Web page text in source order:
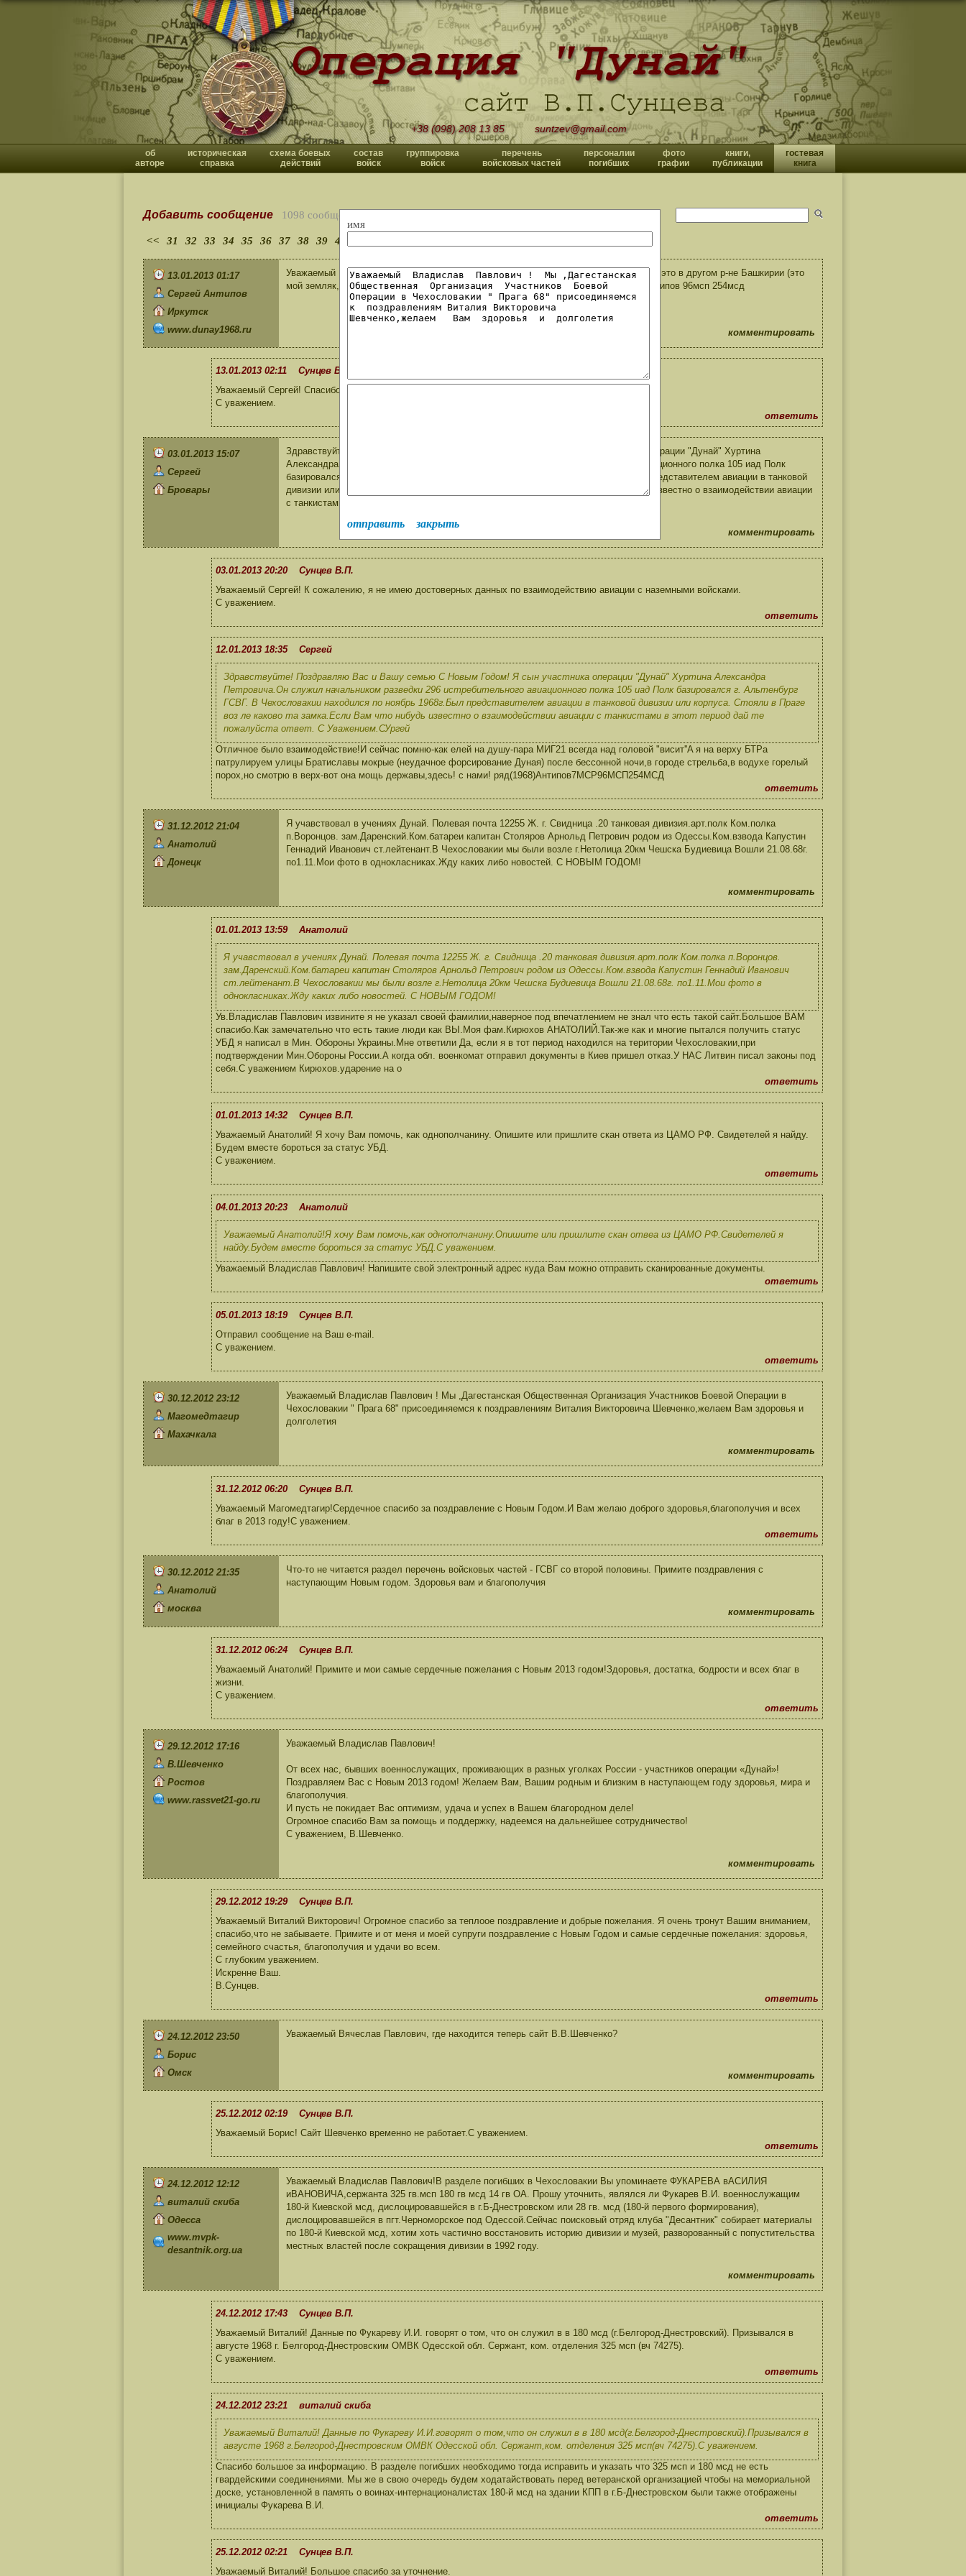
+38 (098) 208 13 85 suntzev@gmail.com
об
авторе
историческая
справка
схема боевых
действий
состав
войск
группировка
войск
перечень
войсковых частей
персоналии
погибших
фото
графии
книги,
публикации
гостевая
книга
имя
отправить закрыть
Добавить сообщение 1098 сообщений
<< 31 32 33 34 35 36 37 38 39 40
13.01.2013 01:17
Сергей Антипов
Иркутск
www.dunay1968.ru
Уважаемый Владислав Павлович!AхмадеевОА похоронен в Бекмурзино,Бакмурзино это в другом р-не Башкирии (это
мой земляк,одного призыва) в одном3мсб служили он в 9й я в7й мср ряд (1968г) Антипов 96мсп 254мсд
комментировать
13.01.2013 02:11 Сунцев В.П.
Уважаемый Сергей! Спасибо за уточнение.
С уважением.
ответить
03.01.2013 15:07
Сергей
Бровары
Здравствуйте! Поздравляю Вас и Вашу семью С Новым Годом! Я сын участника операции "Дунай" Хуртина
Александра Петровича.Он служил начальником разведки 296 истребительного авиационного полка 105 иад Полк
базировался г. Альтенбург ГСВГ. В Чехословакии находился по ноябрь 1968г.Был представителем авиации в танковой
дивизии или корпуса. Стояли в Праге воз ле каково та замка.Если Вам что нибудь известно о взаимодействии авиации
с танкистами в этот период дай те пожалуйста ответ. С Уважением.СУргей
комментировать
03.01.2013 20:20 Сунцев В.П.
Уважаемый Сергей! К сожалению, я не имею достоверных данных по взаимодействию авиации с наземными войсками.
С уважением.
ответить
12.01.2013 18:35 Сергей
Здравствуйте! Поздравляю Вас и Вашу семью С Новым Годом! Я сын участника операции "Дунай" Хуртина Александра
Петровича.Он служил начальником разведки 296 истребительного авиационного полка 105 иад Полк базировался г. Альтенбург
ГСВГ. В Чехословакии находился по ноябрь 1968г.Был представителем авиации в танковой дивизии или корпуса. Стояли в Праге
воз ле каково та замка.Если Вам что нибудь известно о взаимодействии авиации с танкистами в этот период дай те
пожалуйста ответ. С Уважением.СУргей
Отличное было взаимодействие!И сейчас помню-как елей на душу-пара МИГ21 всегда над головой "висит''A я на верху БТРа
патрулируем улицы Братиславы мокрые (неудачное форсирование Дуная) после бессонной ночи,в городе стрельба,в водухе горелый
порох,но смотрю в верх-вот она мощь державы,здесь! с нами! ряд(1968)Антипов7МСР96МСП254МСД
ответить
31.12.2012 21:04
Анатолий
Донецк
Я учавствовал в учениях Дунай. Полевая почта 12255 Ж. г. Свидница .20 танковая дивизия.арт.полк Ком.полка
п.Воронцов. зам.Даренский.Ком.батареи капитан Столяров Арнольд Петрович родом из Одессы.Ком.взвода Капустин
Геннадий Иванович ст.лейтенант.В Чехословакии мы были возле г.Нетолица 20км Чешска Будиевица Вошли 21.08.68г.
по1.11.Мои фото в однокласниках.Жду каких либо новостей. С НОВЫМ ГОДОМ!
комментировать
01.01.2013 13:59 Анатолий
Я учавствовал в учениях Дунай. Полевая почта 12255 Ж. г. Свидница .20 танковая дивизия.арт.полк Ком.полка п.Воронцов.
зам.Даренский.Ком.батареи капитан Столяров Арнольд Петрович родом из Одессы.Ком.взвода Капустин Геннадий Иванович
ст.лейтенант.В Чехословакии мы были возле г.Нетолица 20км Чешска Будиевица Вошли 21.08.68г. по1.11.Мои фото в
однокласниках.Жду каких либо новостей. С НОВЫМ ГОДОМ!
Ув.Владислав Павлович извините я не указал своей фамилии,наверное под впечатлением не знал что есть такой сайт.Большое ВАМ
спасибо.Как замечательно что есть такие люди как ВЫ.Моя фам.Кирюхов АНАТОЛИЙ.Так-же как и многие пытался получить статус
УБД я написал в Мин. Обороны Украины.Мне ответили Да, если я в тот период находился на територии Чехословакии,при
подтверждении Мин.Обороны России.А когда обл. военкомат отправил документы в Киев пришел отказ.У НАС Литвин писал законы под
себя.С уважением Кирюхов.ударение на о
ответить
01.01.2013 14:32 Сунцев В.П.
Уважаемый Анатолий! Я хочу Вам помочь, как однополчанину. Опишите или пришлите скан ответа из ЦАМО РФ. Свидетелей я найду.
Будем вместе бороться за cтатус УБД.
С уважением.
ответить
04.01.2013 20:23 Анатолий
Уважаемый Анатолий!Я хочу Вам помочь,как однополчанину.Опишите или пришлите скан отвеа из ЦАМО РФ.Свидетелей я
найду.Будем вместе бороться за cтатус УБД.С уважением.
Уважаемый Владислав Павлович! Напишите свой электронный адрес куда Вам можно отправить сканированные документы.
ответить
05.01.2013 18:19 Сунцев В.П.
Отправил сообщение на Ваш e-mail.
С уважением.
ответить
30.12.2012 23:12
Магомедтагир
Махачкала
Уважаемый Владислав Павлович ! Мы ,Дагестанская Общественная Организация Участников Боевой Операции в
Чехословакии " Прага 68" присоединяемся к поздравлениям Виталия Викторовича Шевченко,желаем Вам здоровья и
долголетия
комментировать
31.12.2012 06:20 Сунцев В.П.
Уважаемый Магомедтагир!Сердечное спасибо за поздравление с Новым Годом.И Вам желаю доброго здоровья,благополучия и всех
благ в 2013 году!С уважением.
ответить
30.12.2012 21:35
Анатолий
москва
Что-то не читается раздел перечень войсковых частей - ГСВГ со второй половины. Примите поздравления с
наступающим Новым годом. Здоровья вам и благополучия
комментировать
31.12.2012 06:24 Сунцев В.П.
Уважаемый Анатолий! Примите и мои самые сердечные пожелания с Новым 2013 годом!Здоровья, достатка, бодрости и всех благ в
жизни.
С уважением.
ответить
29.12.2012 17:16
В.Шевченко
Ростов
www.rassvet21-go.ru
Уважаемый Владислав Павлович!
От всех нас, бывших военнослужащих, проживающих в разных уголках России - участников операции «Дунай»!
Поздравляем Вас с Новым 2013 годом! Желаем Вам, Вашим родным и близким в наступающем году здоровья, мира и
благополучия.
И пусть не покидает Вас оптимизм, удача и успех в Вашем благородном деле!
Огромное спасибо Вам за помощь и поддержку, надеемся на дальнейшее сотрудничество!
С уважением, В.Шевченко.
комментировать
29.12.2012 19:29 Сунцев В.П.
Уважаемый Виталий Викторович! Огромное спасибо за теплоое поздравление и добрые пожелания. Я очень тронут Вашим вниманием,
спасибо,что не забываете. Примите и от меня и моей супруги поздравление с Новым Годом и самые сердечные пожелания: здоровья,
семейного счастья, благополучия и удачи во всем.
С глубоким уважением.
Искренне Ваш.
В.Сунцев.
ответить
24.12.2012 23:50
Борис
Омск
Уважаемый Вячеслав Павлович, где находится теперь сайт В.В.Шевченко?
комментировать
25.12.2012 02:19 Сунцев В.П.
Уважаемый Борис! Сайт Шевченко временно не работает.С уважением.
ответить
24.12.2012 12:12
виталий скиба
Одесса
www.mvpk-
desantnik.org.ua
Уважаемый Владислав Павлович!В разделе погибших в Чехословакии Вы упоминаете ФУКАРЕВА вАСИЛИЯ
иВАНОВИЧА,сержанта 325 гв.мсп 180 гв мсд 14 гв ОА. Прошу уточнить, являлся ли Фукарев В.И. военнослужащим
180-й Киевской мсд, дислоцировавшейся в г.Б-Днестровском или 28 гв. мсд (180-й первого формирования),
дислоцировавшейся в пгт.Черноморское под Одессой.Сейчас поисковый отряд клуба "Десантник" собирает материалы
по 180-й Киевской мсд, хотим хоть частично восстановить историю дивизии и музей, разворованный с попустительства
местных властей после сокращения дивизии в 1992 году.
комментировать
24.12.2012 17:43 Сунцев В.П.
Уважаемый Виталий! Данные по Фукареву И.И. говорят о том, что он служил в в 180 мсд (г.Белгород-Днестровский). Призывался в
августе 1968 г. Белгород-Днестровским ОМВК Одесской обл. Сержант, ком. отделения 325 мсп (вч 74275).
С уважением.
ответить
24.12.2012 23:21 виталий скиба
Уважаемый Виталий! Данные по Фукареву И.И.говорят о том,что он служил в в 180 мсд(г.Белгород-Днестровский).Призывался в
августе 1968 г.Белгород-Днестровским ОМВК Одесской обл. Сержант,ком. отделения 325 мсп(вч 74275).С уважением.
Спасибо большое за информацию. В разделе погибших необходимо тогда исправить и указать что 325 мсп и 180 мсд не есть
гвардейскими соединениями. Мы же в свою очередь будем ходатайствовать перед ветеранской организацией чтобы на мемориальной
доске, установленной в память о воинах-интернационалистах 180-й мсд на здании КПП в г.Б-Днестровском были также отображены
инициалы Фукарева В.И.
ответить
25.12.2012 02:21 Сунцев В.П.
Уважаемый Виталий! Большое спасибо за уточнение.